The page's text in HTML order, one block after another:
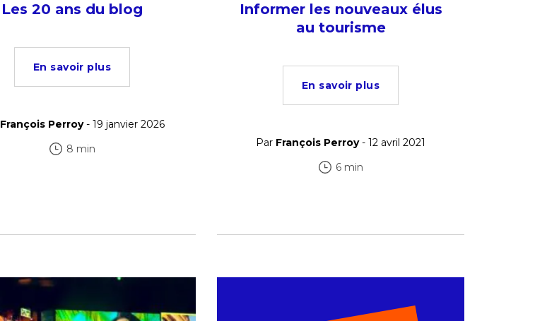
Les 20 ans du blog
En savoir plus
François Perroy- 19 janvier 2026
8 min
Informer les nouveaux élus
au tourisme
En savoir plus
Par François Perroy- 12 avril 2021
6 min